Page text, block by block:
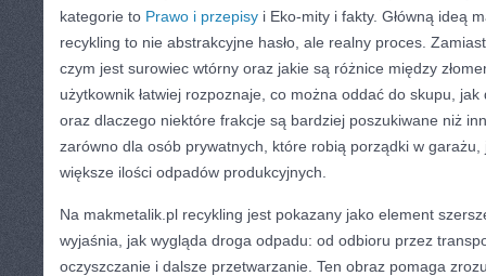
kategorie to Prawo i przepisy i Eko-mity i fakty. Główną ideą
recykling to nie abstrakcyjne hasło, ale realny proces.
czym jest surowiec wtórny oraz jakie są różnice między
użytkownik łatwiej rozpoznaje, co można oddać do skupu, jak
oraz dlaczego niektóre frakcje są bardziej poszukiwane niż
zarówno dla osób prywatnych, które robią porządki w
większe ilości odpadów produkcyjnych.
Na makmetalik.pl recykling jest pokazany jako element
wyjaśnia, jak wygląda droga odpadu: od odbioru przez
oczyszczanie i dalsze przetwarzanie. Ten obraz pomaga